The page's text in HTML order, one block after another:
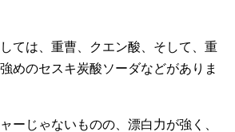
ては、重曹、クエン酸、そして、重
めのセスキ炭酸ソーダなどがありま
ーじゃないものの、漂白力が強く、